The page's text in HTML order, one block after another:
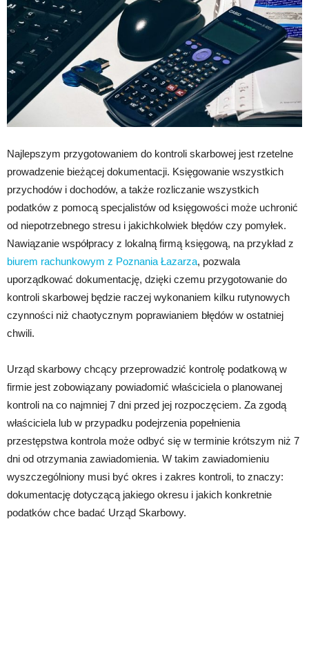
Najlepszym przygotowaniem do kontroli skarbowej jest rzetelne
prowadzenie bieżącej dokumentacji. Księgowanie wszystkich
przychodów i dochodów, a także rozliczanie wszystkich
podatków z pomocą specjalistów od księgowości może uchronić
od niepotrzebnego stresu i jakichkolwiek błędów czy pomyłek.
Nawiązanie współpracy z lokalną firmą księgową, na przykład z
biurem rachunkowym z Poznania Łazarza, pozwala
uporządkować dokumentację, dzięki czemu przygotowanie do
kontroli skarbowej będzie raczej wykonaniem kilku rutynowych
czynności niż chaotycznym poprawianiem błędów w ostatniej
chwili.
Urząd skarbowy chcący przeprowadzić kontrolę podatkową w
firmie jest zobowiązany powiadomić właściciela o planowanej
kontroli na co najmniej 7 dni przed jej rozpoczęciem. Za zgodą
właściciela lub w przypadku podejrzenia popełnienia
przestępstwa kontrola może odbyć się w terminie krótszym niż 7
dni od otrzymania zawiadomienia. W takim zawiadomieniu
wyszczególniony musi być okres i zakres kontroli, to znaczy:
dokumentację dotyczącą jakiego okresu i jakich konkretnie
podatków chce badać Urząd Skarbowy.